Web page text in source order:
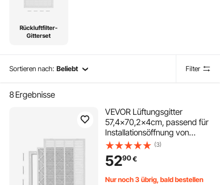
Rückluftfilter-
Gitterset
Sortieren nach: Beliebt Filter
8 Ergebnisse
VEVOR Lüftungsgitter
57,4x70,2x4cm, passend für
Installationsöffnung von
50x63 cm (B x H), Filter im
Lieferumfang enthalten,
Abluftgitter für die Wand,
(3)
5290€
Nur noch 3 übrig, bald bestellen